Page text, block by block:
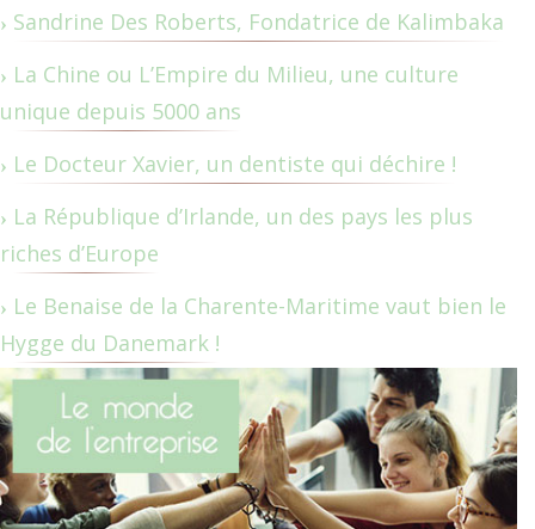
Sandrine Des Roberts, Fondatrice de Kalimbaka
La Chine ou L’Empire du Milieu, une culture
unique depuis 5000 ans
Le Docteur Xavier, un dentiste qui déchire !
La République d’Irlande, un des pays les plus
riches d’Europe
Le Benaise de la Charente-Maritime vaut bien le
Hygge du Danemark !